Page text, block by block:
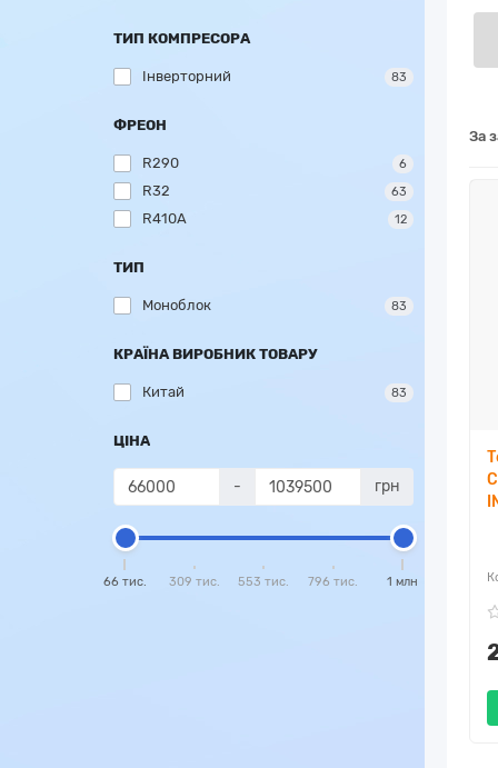
ТИП КОМПРЕСОРА
Інверторний 83
ФРЕОН
R290 6
R32 63
R410A 12
ТИП
Моноблок 83
КРАЇНА ВИРОБНИК ТОВАРУ
Китай 83
ЦІНА
- грн
66 тис. 309 тис. 553 тис. 796 тис. 1 млн
За